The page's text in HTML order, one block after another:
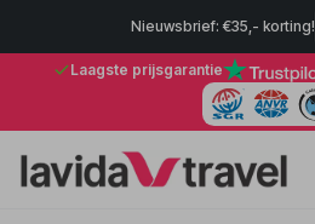
Nieuwsbrief: €35,- korting!
Laagste prijsgarantie